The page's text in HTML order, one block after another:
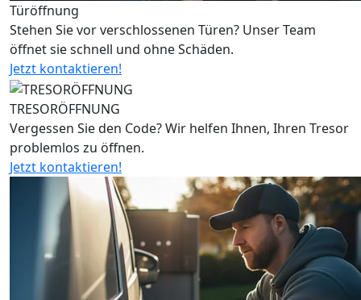
Türöffnung
Stehen Sie vor verschlossenen Türen? Unser Team
öffnet sie schnell und ohne Schäden.
Jetzt kontaktieren!
TRESORÖFFNUNG
Vergessen Sie den Code? Wir helfen Ihnen, Ihren Tresor
problemlos zu öffnen.
Jetzt kontaktieren!